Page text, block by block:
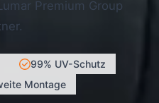
Premium Group
99% UV-Schutz
Montage